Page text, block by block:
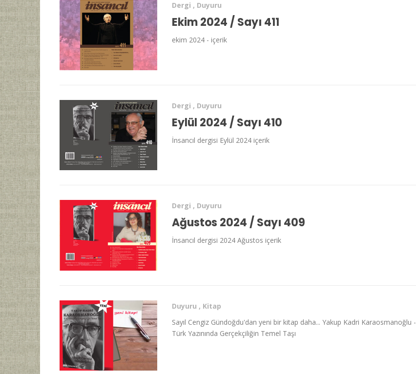
Dergi , Duyuru
Ekim 2024 / Sayı 411
ekim 2024 - içerik
Dergi , Duyuru
Eylül 2024 / Sayı 410
İnsancıl dergisi Eylül 2024 içerik
Dergi , Duyuru
Ağustos 2024 / Sayı 409
İnsancıl dergisi 2024 Ağustos içerik
Duyuru , Kitap
Sayıl Cengiz Gündoğdu'dan yeni bir kitap daha... Yakup Kadri Karaosmanoğlu -
Türk Yazınında Gerçekçiliğin Temel Taşı